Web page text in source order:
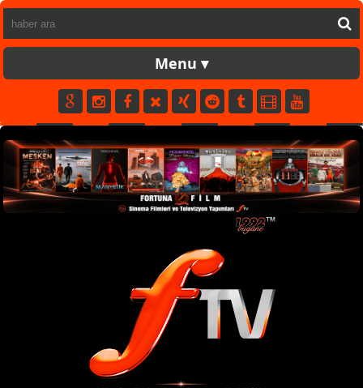
FORTUNATV
YAPIM
FİLM
MÜZİK
SPOR
KÜNYE